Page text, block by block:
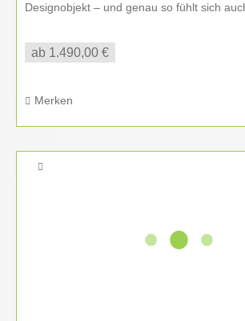
Designobjekt – und genau so fühlt sich
ab 1.490,00 €
Merken